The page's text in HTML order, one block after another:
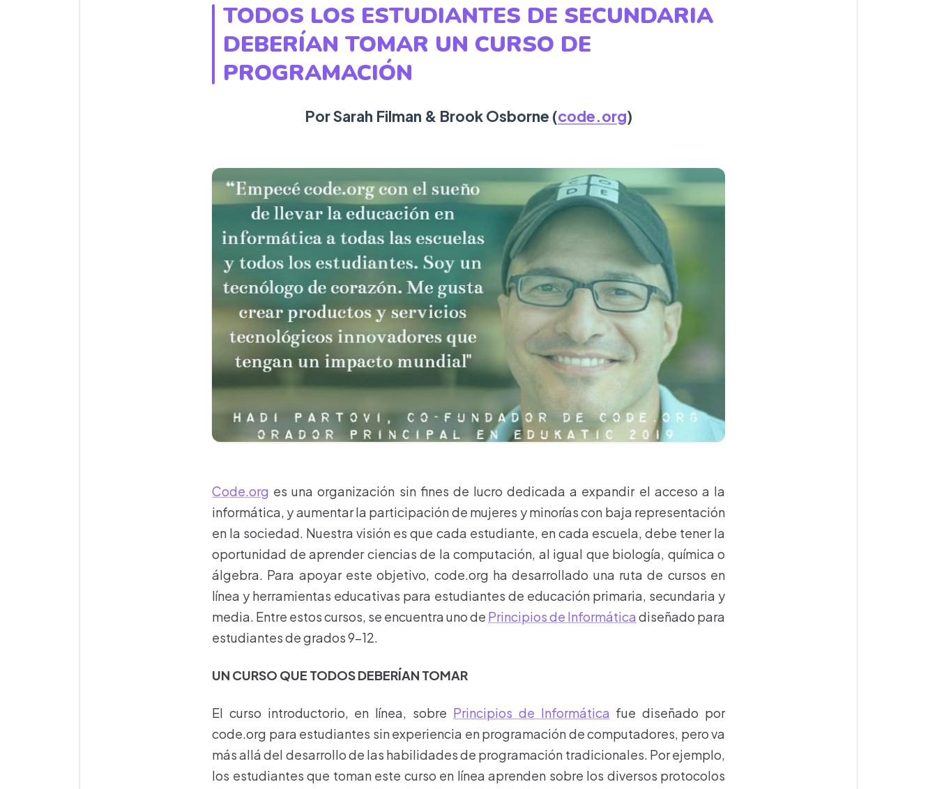
TODOS LOS ESTUDIANTES DE SECUNDARIA
DEBERÍAN TOMAR UN CURSO DE
PROGRAMACIÓN
Por Sarah Filman & Brook Osborne (code.org)
Code.org es una organización sin fines de lucro dedicada a expandir el acceso a la
informática, y aumentar la participación de mujeres y minorías con baja representación
en la sociedad. Nuestra visión es que cada estudiante, en cada escuela, debe tener la
oportunidad de aprender ciencias de la computación, al igual que biología, química o
álgebra. Para apoyar este objetivo, code.org ha desarrollado una ruta de cursos en
línea y herramientas educativas para estudiantes de educación primaria, secundaria y
media. Entre estos cursos, se encuentra uno de Principios de Informática diseñado para
estudiantes de grados 9-12.
UN CURSO QUE TODOS DEBERÍAN TOMAR
El curso introductorio, en línea, sobre Principios de Informática fue diseñado por
code.org para estudiantes sin experiencia en programación de computadores, pero va
más allá del desarrollo de las habilidades de programación tradicionales. Por ejemplo,
los estudiantes que toman este curso en línea aprenden sobre los diversos protocolos